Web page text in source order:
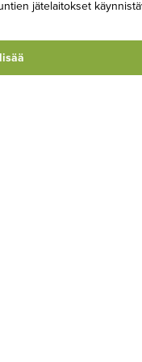
jätelaitokset